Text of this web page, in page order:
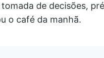
de decisões,
o café da manhã.